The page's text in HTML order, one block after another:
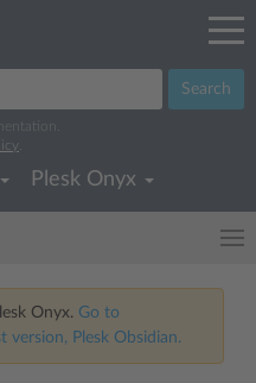
Search
Plesk Onyx
Onyx. Go to
Plesk Obsidian.